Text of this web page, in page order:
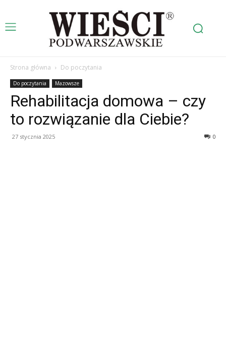
Strona główna Do poczytania
Do poczytania Mazowsze
Rehabilitacja domowa – czy
to rozwiązanie dla Ciebie?
27 stycznia 2025 0